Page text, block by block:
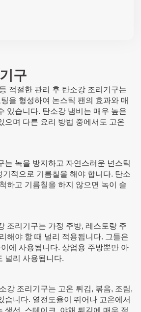
구
적절한 관리 후 탄소강 조리기구는
을 형성하여 논스틱 팬의 효과와 매
있습니다. 탄소강 냄비는 매우 높은
으며 다른 요리 방법 중에서도 고온
는 녹을 방지하고 자연스러운 넌스틱
적으로 기름칠을 해야 합니다. 탄소
하고 기름칠을 하지 않으면 녹이 슬
조리기구는 가정 주방, 레스토랑 주
해야 할 때 널리 적용됩니다. 그들은
에 사용됩니다. 상업용 주방뿐만 아
널리 사용됩니다.
강 조리기구는 고온 튀김, 볶음, 조림,
습니다. 열전도율이 뛰어나 고온에서
생선, 스테이크, 야채 튀김에 매우 적